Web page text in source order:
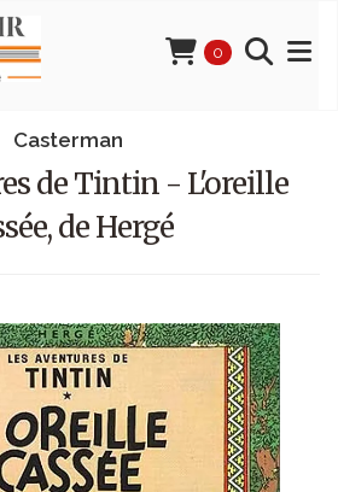
0
Casterman
de Tintin - L'oreille
de Hergé